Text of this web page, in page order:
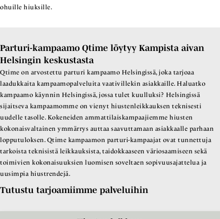
ohuille hiuksille.
Parturi-kampaamo Qtime löytyy Kampista aivan
Helsingin keskustasta
Qtime on arvostettu parturi kampaamo Helsingissä, joka tarjoaa
laadukkaita kampaamopalveluita vaativillekin asiakkaille. Haluatko
kampaamo käynnin Helsingissä, jossa tulet kuulluksi? Helsingissä
sijaitseva kampaamomme on vienyt hiustenleikkauksen teknisesti
uudelle tasolle. Kokeneiden ammattilaiskampaajiemme hiusten
kokonaisvaltainen ymmärrys auttaa saavuttamaan asiakkaalle parhaan
lopputuloksen. Qtime kampaamon parturi-kampaajat ovat tunnettuja
tarkoista teknisistä leikkauksista, taidokkaaseen väriosaamiseen sekä
toimivien kokonaisuuksien luomisen soveltaen sopivuusajattelua ja
uusimpia hiustrendejä.
Tutustu tarjoamiimme palveluihin